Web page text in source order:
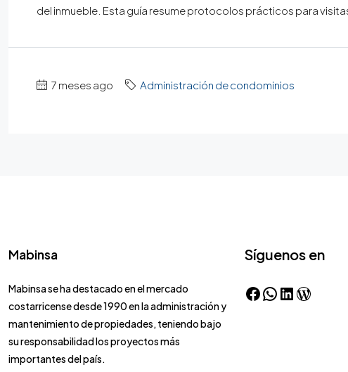
del inmueble. Esta guía resume protocolos prácticos para
7 meses ago Administración de condominios
Mabinsa
Mabinsa se ha destacado en el mercado
costarricense desde 1990 en la administración y
mantenimiento de propiedades, teniendo bajo
su responsabilidad los proyectos más
importantes del país.
Síguenos en